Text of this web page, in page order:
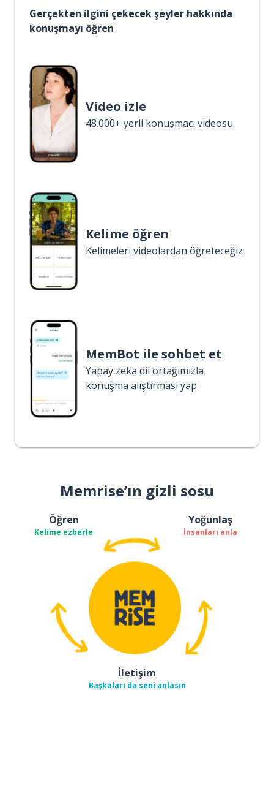
Gerçekten ilgini çekecek şeyler hakkında
konuşmayı öğren
Video izle
48.000+ yerli konuşmacı videosu
Kelime öğren
Kelimeleri videolardan öğreteceğiz
MemBot ile sohbet et
Yapay zeka dil ortağımızla
konuşma alıştırması yap
Memrise’ın gizli sosu
Öğren
Kelime ezberle
Yoğunlaş
İnsanları anla
İletişim
Başkaları da seni anlasın